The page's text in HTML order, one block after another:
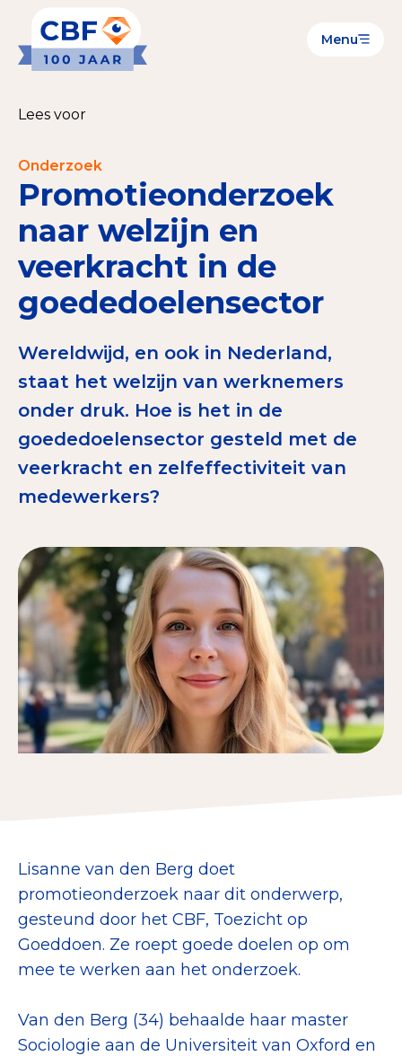
Menu
Goede Doelen
CBF-Erkenning aanvragen
Tarieven CBF-Erkenning
Publiek
Veilig geven met het CBF-keurmerk
Check het CBF-keurmerk van een goed doel
Download de Geef Gerust Checklist
Tips bij doneren: zo geef je veilig
Data & Onderzoek
Betrouwbare data over goede doelen
State of the Sector
Het Nederlandse Donateurspanel
Contact & Signalen
Check keurmerk goede doelen
Nieuws
Over het CBF
Register Erkende Donatieplatformen
Lees voor
Onderzoek
Promotieonderzoek
naar welzijn en
veerkracht in de
goededoelensector
Wereldwijd, en ook in Nederland,
staat het welzijn van werknemers
onder druk. Hoe is het in de
goededoelensector gesteld met de
veerkracht en zelfeffectiviteit van
medewerkers?
Lisanne van den Berg doet
promotieonderzoek naar dit onderwerp,
gesteund door het CBF, Toezicht op
Goeddoen. Ze roept goede doelen op om
mee te werken aan het onderzoek.
Van den Berg (34) behaalde haar master
Sociologie aan de Universiteit van Oxford en